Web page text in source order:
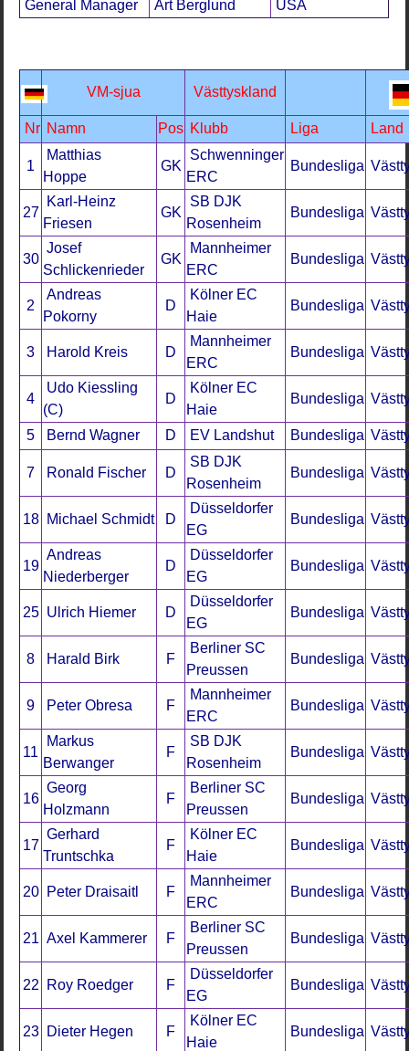
General Manager Art Berglund USA
VM-sjua Västtyskland
Nr Namn Pos Klubb Liga Land
1
Matthias
Hoppe
GK
Schwenninger
ERC
Bundesliga
27
Karl-Heinz
Friesen
GK
SB DJK
Rosenheim
Bundesliga
30
Josef
Schlickenrieder
GK
Mannheimer
ERC
Bundesliga
2
Andreas
Pokorny
D
Kölner EC
Haie
Bundesliga
3 Harold Kreis D
Mannheimer
ERC
Bundesliga
4
Udo Kiessling
(C)
D
Kölner EC
Haie
Bundesliga
5 Bernd Wagner D EV Landshut Bundesliga
7 Ronald Fischer D
SB DJK
Rosenheim
Bundesliga
18 Michael Schmidt D
Düsseldorfer
EG
Bundesliga
19
Andreas
Niederberger
D
Düsseldorfer
EG
Bundesliga
25 Ulrich Hiemer D
Düsseldorfer
EG
Bundesliga
8 Harald Birk F
Berliner SC
Preussen
Bundesliga
9 Peter Obresa F
Mannheimer
ERC
Bundesliga
11
Markus
Berwanger
F
SB DJK
Rosenheim
Bundesliga
16
Georg
Holzmann
F
Berliner SC
Preussen
Bundesliga
17
Gerhard
Truntschka
F
Kölner EC
Haie
Bundesliga
20 Peter Draisaitl F
Mannheimer
ERC
Bundesliga
21 Axel Kammerer F
Berliner SC
Preussen
Bundesliga
22 Roy Roedger F
Düsseldorfer
EG
Bundesliga
23 Dieter Hegen F
Kölner EC
Haie
Bundesliga